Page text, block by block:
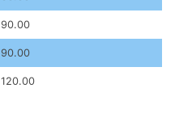
90.00
90.00
120.00